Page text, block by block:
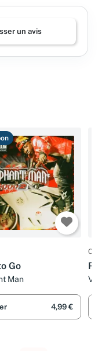
un avis
Go
Man
4,99 €
CD